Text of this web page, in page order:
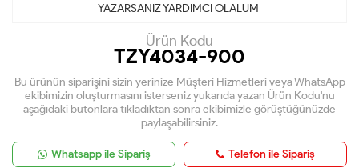
YAZARSANIZ YARDIMCI OLALUM
Ürün Kodu
TZY4034-900
Bu ürünün siparişini sizin yerinize Müşteri Hizmetleri veya WhatsApp
ekibimizin oluşturmasını isterseniz yukarıda yazan Ürün Kodu'nu
aşağıdaki butonlara tıkladıktan sonra ekibimizle görüştüğünüzde
paylaşabilirsiniz.
Whatsapp ile Sipariş Telefon ile Sipariş